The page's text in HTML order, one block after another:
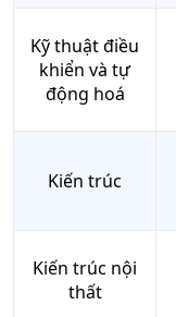
Kỹ thuật điều
khiển và tự
động hoá
Kiến trúc
Kiến trúc nội
thất